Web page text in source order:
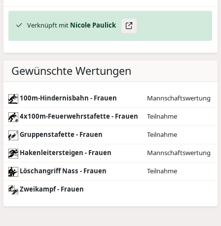
Verknüpft mit Nicole Paulick
Gewünschte Wertungen
100m-Hindernisbahn - Frauen Mannschaftswertung
4x100m-Feuerwehrstafette - Frauen Teilnahme
Gruppenstafette - Frauen Teilnahme
Hakenleitersteigen - Frauen Mannschaftswertung
Löschangriff Nass - Frauen Teilnahme
Zweikampf - Frauen